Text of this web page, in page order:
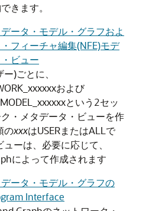
きます。
ータ・モデル・グラフおよ
フィーチャ編集(NFE)モデ
ビュー
)ごとに、
および
という2セッ
・メタデータ・ビューを作
のxxxはUSERまたはALLで
ーは、必要に応じて、
によって作成されます
ータ・モデル・グラフの
Interface